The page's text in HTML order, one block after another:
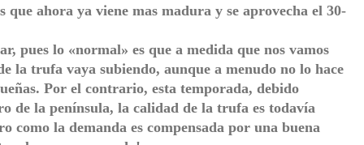
ahora ya viene mas madura y se aprovecha el 30-
pues lo «normal» es que a medida que nos vamos
la trufa vaya subiendo, aunque a menudo no lo hace
Por el contrario, esta temporada, debido
de la península, la calidad de la trufa es todavía
como la demanda es compensada por una buena